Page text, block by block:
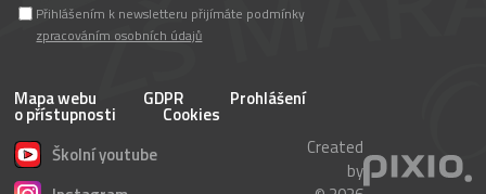
Přihlášením k newsletteru přijímáte podmínky
zpracováním osobních údajů
Mapa webu GDPR Prohlášení
o přístupnosti
Cookies
Školní youtube
Created
by